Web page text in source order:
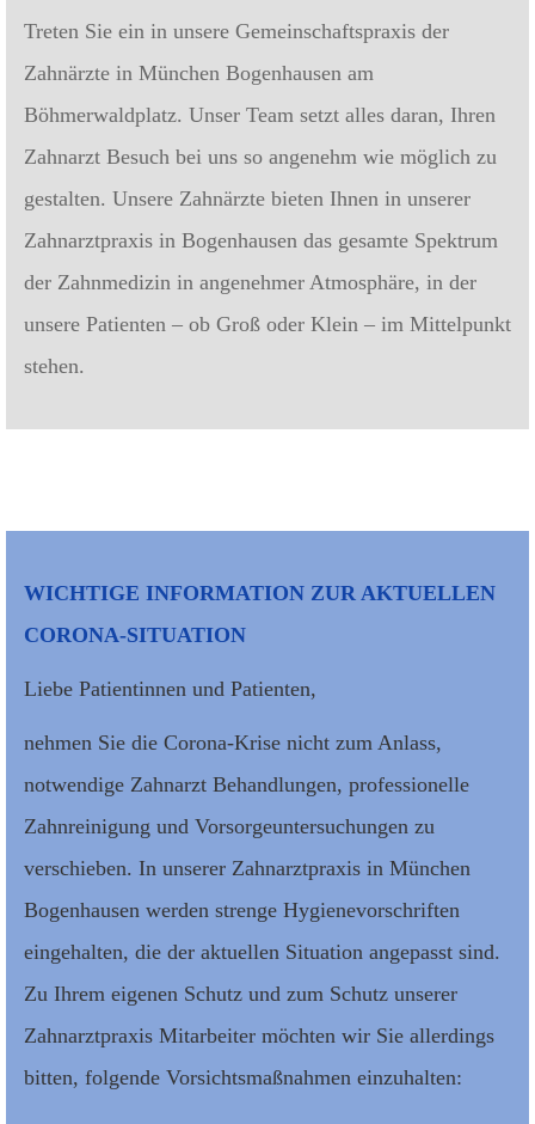
Treten Sie ein in unsere Gemeinschaftspraxis der
Zahnärzte in München Bogenhausen am
Böhmerwaldplatz. Unser Team setzt alles daran, Ihren
Zahnarzt Besuch bei uns so angenehm wie möglich zu
gestalten. Unsere Zahnärzte bieten Ihnen in unserer
Zahnarztpraxis in Bogenhausen das gesamte Spektrum
der Zahnmedizin in angenehmer Atmosphäre, in der
unsere Patienten – ob Groß oder Klein – im Mittelpunkt
stehen.
WICHTIGE INFORMATION ZUR AKTUELLEN
CORONA-SITUATION
Liebe Patientinnen und Patienten,
nehmen Sie die Corona-Krise nicht zum Anlass,
notwendige Zahnarzt Behandlungen, professionelle
Zahnreinigung und Vorsorgeuntersuchungen zu
verschieben. In unserer Zahnarztpraxis in München
Bogenhausen werden strenge Hygienevorschriften
eingehalten, die der aktuellen Situation angepasst sind.
Zu Ihrem eigenen Schutz und zum Schutz unserer
Zahnarztpraxis Mitarbeiter möchten wir Sie allerdings
bitten, folgende Vorsichtsmaßnahmen einzuhalten: